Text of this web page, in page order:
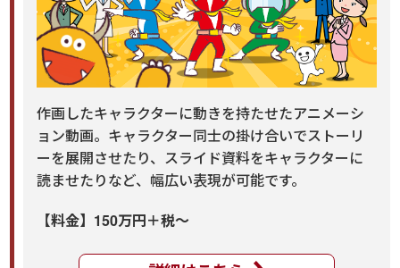
作画したキャラクターに動きを持たせたアニメーシ
ョン動画。キャラクター同士の掛け合いでストーリ
ーを展開させたり、スライド資料をキャラクターに
読ませたりなど、幅広い表現が可能です。
【料金】150万円＋税～